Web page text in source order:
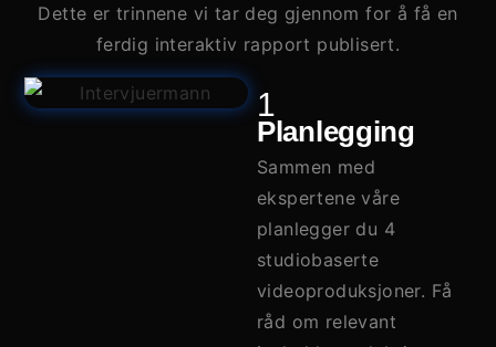
Dette er trinnene vi tar deg gjennom for å få en
ferdig interaktiv rapport publisert.
1
Planlegging
Sammen med
ekspertene våre
planlegger du 4
studiobaserte
videoproduksjoner. Få
råd om relevant